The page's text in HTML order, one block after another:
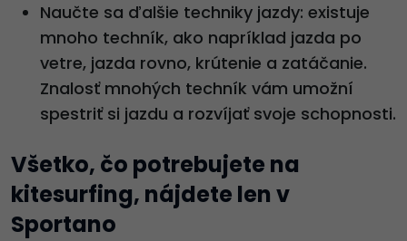
Naučte sa ďalšie techniky jazdy: existuje
mnoho techník, ako napríklad jazda po
vetre, jazda rovno, krútenie a zatáčanie.
Znalosť mnohých techník vám umožní
spestriť si jazdu a rozvíjať svoje schopnosti.
Všetko, čo potrebujete na
kitesurfing, nájdete len v
Sportano